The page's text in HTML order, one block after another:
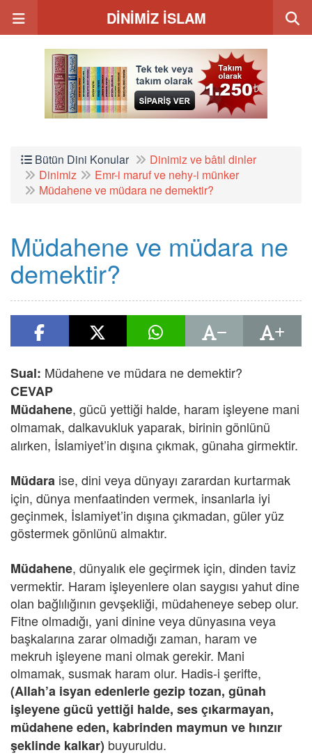
DİNİMİZ İSLAM
Bütün Dini Konular
Dinimiz ve bâtıl dinler
Dinimiz
Emr-i maruf ve nehy-i münker
Müdahene ve müdara ne demektir?
Müdahene ve müdara ne
demektir?
Sual: Müdahene ve müdara ne demektir?
CEVAP
Müdahene, gücü yettiği halde, haram işleyene mani
olmamak, dalkavuklukyaparak, birinin gönlünü
alırken, İslamiyet’in dışına çıkmak, günaha girmektir.
Müdara ise, dini veya dünyayı zarardan kurtarmak
için, dünya menfaatinden vermek, insanlarla iyi
geçinmek, İslamiyet’in dışına çıkmadan, güler yüz
göstermek gönlünü almaktır.
Müdahene, dünyalık ele geçirmek için, dinden taviz
vermektir. Haram işleyenlere olan saygısı yahut dine
olan bağlılığının gevşekliği, müdaheneye sebep olur.
Fitne olmadığı, yani dinine veya dünyasına veya
başkalarına zarar olmadığı zaman, haram ve
mekruh işleyene mani olmak gerekir. Mani
olmamak, susmak haram olur. Hadis-i şerifte,
(Allah’a isyan edenlerle gezip tozan, günah
işleyene gücü yettiği halde, ses çıkarmayan,
müdahene eden, kabrinden maymun ve hınzır
şeklinde kalkar) buyuruldu.